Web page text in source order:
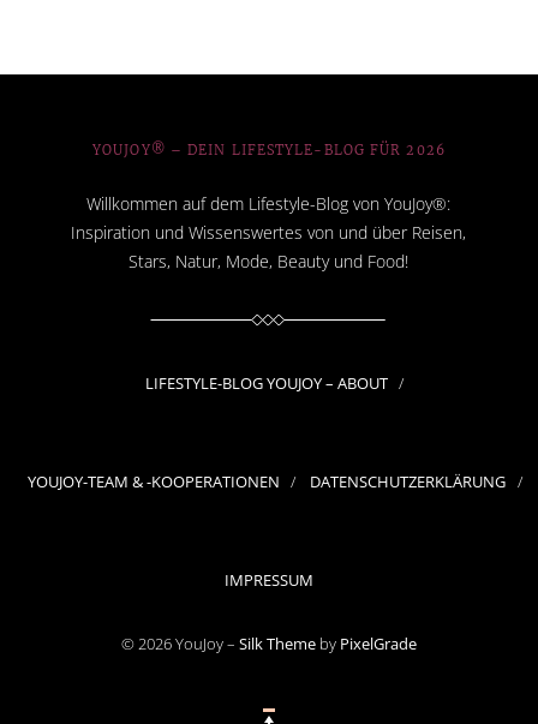
YOUJOY® – DEIN LIFESTYLE-BLOG FÜR 2026
Willkommen auf dem Lifestyle-Blog von YouJoy®:
Inspiration und Wissenswertes von und über Reisen,
Stars, Natur, Mode, Beauty und Food!
LIFESTYLE-BLOG YOUJOY – ABOUT
YOUJOY-TEAM & -KOOPERATIONEN DATENSCHUTZERKLÄRUNG
IMPRESSUM
© 2026 YouJoy – Silk Theme by PixelGrade